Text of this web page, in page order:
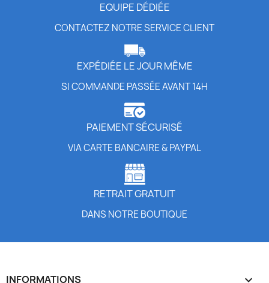
EQUIPE DÉDIÉE
CONTACTEZ NOTRE SERVICE CLIENT
EXPÉDIÉE LE JOUR MÊME
SI COMMANDE PASSÉE AVANT 14H
PAIEMENT SÉCURISÉ
VIA CARTE BANCAIRE & PAYPAL
RETRAIT GRATUIT
DANS NOTRE BOUTIQUE
INFORMATIONS 